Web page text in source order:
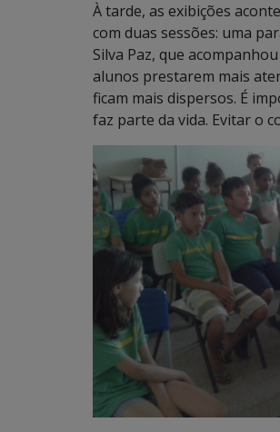
À tarde, as exibições
com duas sessões: uma
Silva Paz, que
alunos prestarem mais
ficam mais dispersos. É
faz parte da vida. Evitar o